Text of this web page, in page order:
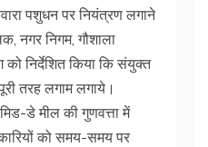
पशुधन पर नियंत्रण लगाने
नगर निगम, गौशाला
निर्देशित किया कि संयुक्त
तरह लगाम लगाये।
डे मील की गुणवत्ता में
को समय-समय पर